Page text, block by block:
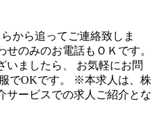
から追ってご連絡致しま
のみのお電話もＯＫです。
いましたら、 お気軽にお問
でOKです。 ※本求人は、株
サービスでの求人ご紹介とな